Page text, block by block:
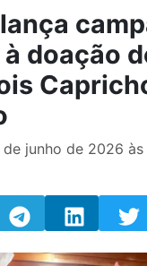
doação
junho de 2026 às